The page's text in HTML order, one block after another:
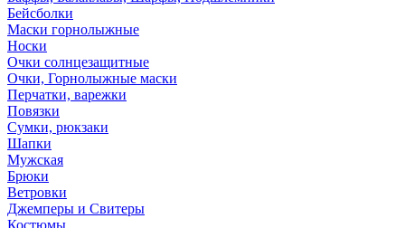
Бейсболки
Маски горнолыжные
Носки
Очки солнцезащитные
Очки, Горнолыжные маски
Перчатки, варежки
Повязки
Сумки, рюкзаки
Шапки
Мужская
Брюки
Ветровки
Джемперы и Свитеры
Костюмы